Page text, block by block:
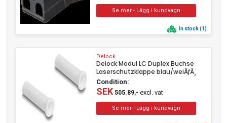
in stock (1)
Delock
Delock Modul LC Duplex Buchse
Laserschutzklappe blau/weiÃƒÅ¸
Condition:
SEK505.89,- excl. vat